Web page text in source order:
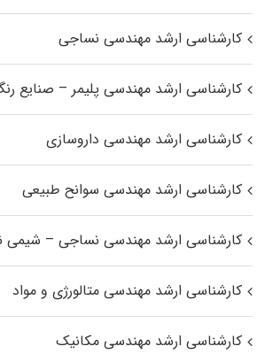
کارشناسی ارشد مهندسی نساجی
کارشناسی ارشد مهندسی پلیمر – صنایع
کارشناسی ارشد مهندسی داروسازی
کارشناسی ارشد مهندسی سوانح طبیعی
کارشناسی ارشد مهندسی نساجی – شیمی
کارشناسی ارشد مهندسی متالورژی و مواد
کارشناسی ارشد مهندسی مکانیک